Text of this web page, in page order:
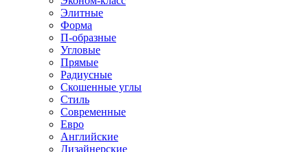
Элитные
Форма
П-образные
Угловые
Прямые
Радиусные
Скошенные углы
Стиль
Современные
Евро
Английские
Дизайнерские